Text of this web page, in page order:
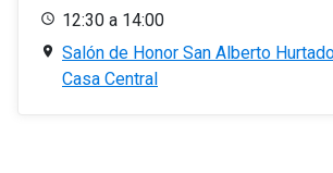
12:30 a 14:00
Salón de Honor San Alberto
Casa Central